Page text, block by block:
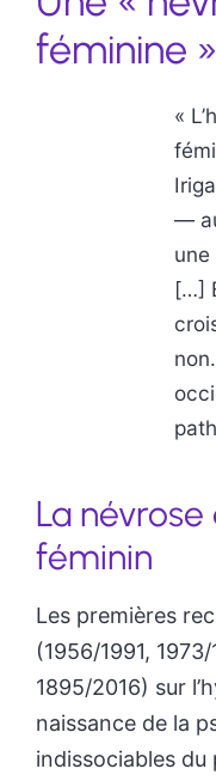
féminine
«
—
une
[…]
La
féminin
Les premières
(1956/1991,
1895/2016) sur
naissance de la
indissociables